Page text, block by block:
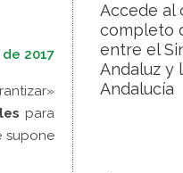
2017
para
supone
Accede al
completo
entre el
Andaluz y
Andalucía